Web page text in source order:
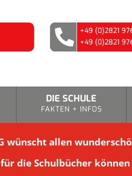

+49 (0)2821
+49 (0)2821
DIE SCHULE
FAKTEN + INFOS
wünscht allen
die Schulbücher können